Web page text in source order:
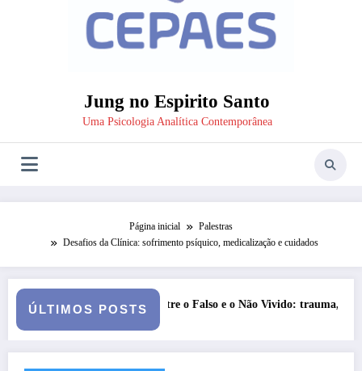
Jung no Espirito Santo
Uma Psicologia Analítica Contemporânea
Página inicial
Palestras
Desafios da Clínica: sofrimento psíquico, medicalização e cuidados
ÚLTIMOS POSTS
trauma, simbolização e cisão do self na personalidade “como-se”
Série Narciso: